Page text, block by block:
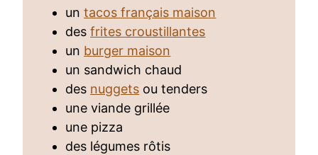
untacos français maison
desfrites croustillantes
un burger maison
un sandwich chaud
des nuggets ou tenders
une viande grillée
une pizza
des légumes rôtis